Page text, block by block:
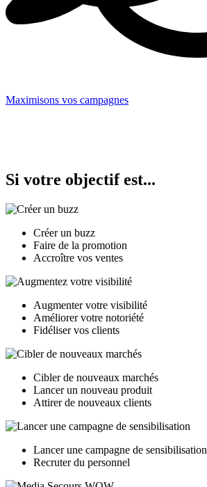
Maximisons vos campagnes
Si votre objectif est...
Créer un buzz
Faire de la promotion
Accroître vos ventes
Augmenter votre visibilité
Améliorer votre notoriété
Fidéliser vos clients
Cibler de nouveaux marchés
Lancer un nouveau produit
Attirer de nouveaux clients
Lancer une campagne de sensibilisation
Recruter du personnel